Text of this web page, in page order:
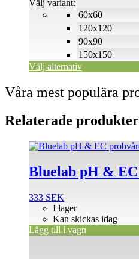
60x60
120x120
90x90
150x150
Välj variant:
Välj alternativ
alternativen
Våra mest populära
Relaterade produkter
Bluelab pH &
333 SEK
I lager
Kan skickas idag
Lägg till i vagn